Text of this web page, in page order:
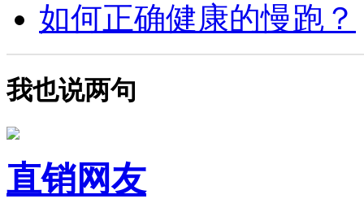
如何正确健康的慢跑？
我也说两句
直销网友